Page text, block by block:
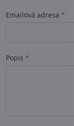
Emailová adresa *
Popis *